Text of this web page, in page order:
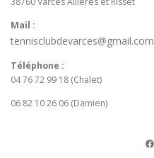
Mail :
tennisclubdevarces@gmail.com
Téléphone :
04 76 72 99 18 (Chalet)
06 82 10 26 06 (Damien)
La page FB du TCV